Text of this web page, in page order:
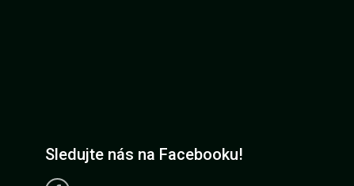
Sledujte nás na Facebooku!